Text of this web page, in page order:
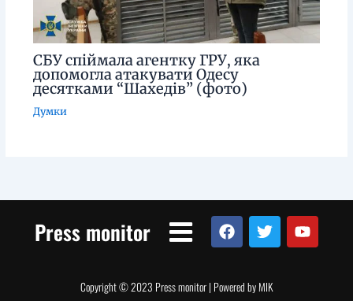
СБУ спіймала агентку ГРУ, яка
допомогла атакувати Одесу
десятками “Шахедів” (фото)
Думки
Press monitor Menu
F
a
c
b
T
w
i
t
Y
o
u
Copyright © 2023 Press monitor | Powered by MIK